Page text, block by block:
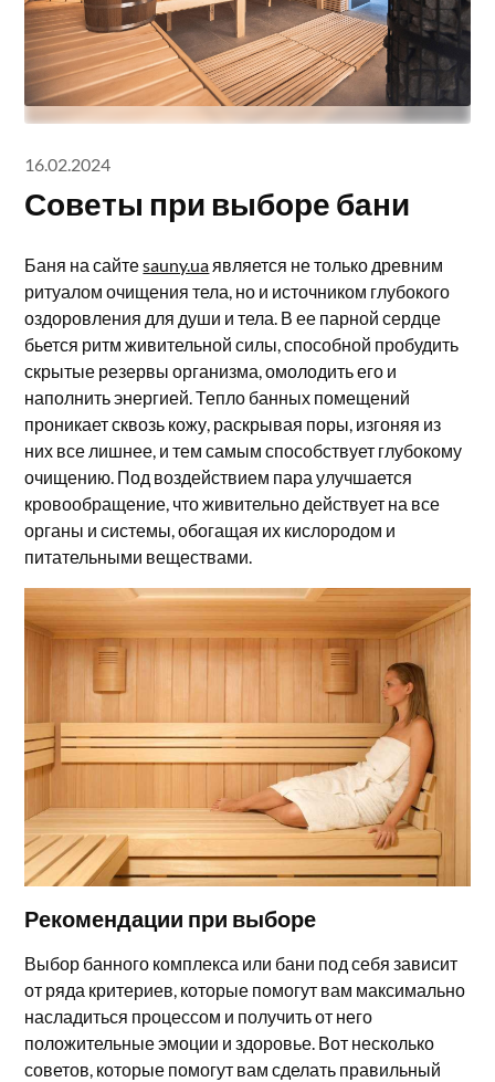
16.02.2024
Советы при выборе бани
Баня на сайтеsauny.ua является не только древним
ритуалом очищения тела, но и источником глубокого
оздоровления для души и тела. В ее парной сердце
бьется ритм живительной силы, способной пробудить
скрытые резервы организма, омолодить его и
наполнить энергией. Тепло банных помещений
проникает сквозь кожу, раскрывая поры, изгоняя из
них все лишнее, и тем самым способствует глубокому
очищению. Под воздействием пара улучшается
кровообращение, что живительно действует на все
органы и системы, обогащая их кислородом и
питательными веществами.
Рекомендации при выборе
Выбор банного комплекса или бани под себя зависит
от ряда критериев, которые помогут вам максимально
насладиться процессом и получить от него
положительные эмоции и здоровье. Вот несколько
советов, которые помогут вам сделать правильный